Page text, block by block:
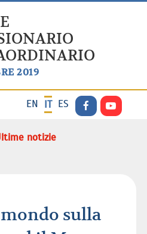
2019
EN IT ES
notizie
sulla